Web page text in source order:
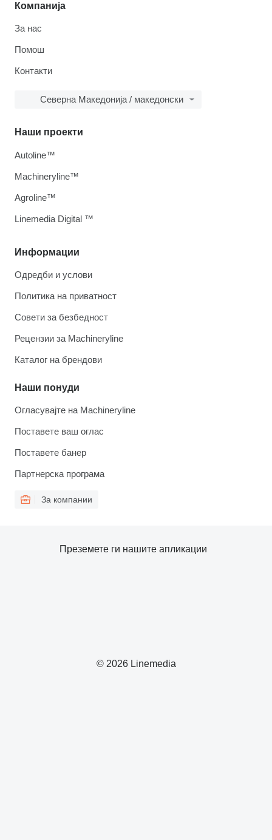
Компанија
За нас
Помош
Контакти
Северна Македонија / македонски
Информации
Одредби и услови
Политика на приватност
Совети за безбедност
Рецензии за Machineryline
Каталог на брендови
Наши понуди
Огласувајте на Machineryline
Поставете ваш оглас
Поставете банер
Партнерска програма
За компании
Наши проекти
Autoline™
Machineryline™
Agroline™
Linemedia Digital ™
© 2026 Linemedia
Преземете ги нашите апликации